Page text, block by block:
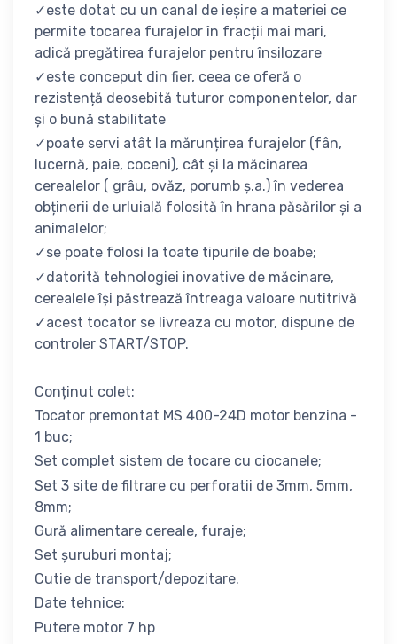
✓este dotat cu un canal de ieșire a materiei ce
permite tocarea furajelor în fracții mai mari,
adică pregătirea furajelor pentru însilozare
✓este conceput din fier, ceea ce oferă o
rezistență deosebită tuturor componentelor, dar
și o bună stabilitate
✓poate servi atât la mărunțirea furajelor (fân,
lucernă, paie, coceni), cât și la măcinarea
cerealelor ( grâu, ovăz, porumb ș.a.) în vederea
obținerii de urluială folosită în hrana păsărilor și a
animalelor;
✓se poate folosi la toate tipurile de boabe;
✓datorită tehnologiei inovative de măcinare,
cerealele își păstrează întreaga valoare nutitrivă
✓acest tocator se livreaza cu motor, dispune de
controler START/STOP.
Conținut colet:
Tocator premontat MS 400-24D motor benzina -
1 buc;
Set complet sistem de tocare cu ciocanele;
Set 3 site de filtrare cu perforatii de 3mm, 5mm,
8mm;
Gură alimentare cereale, furaje;
Set șuruburi montaj;
Cutie de transport/depozitare.
Date tehnice:
Putere motor 7 hp